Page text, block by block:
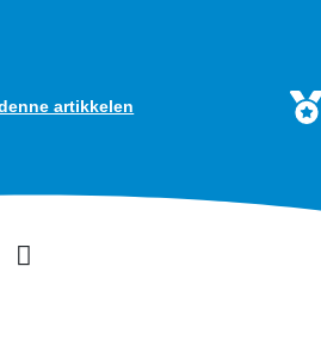
artikkelen